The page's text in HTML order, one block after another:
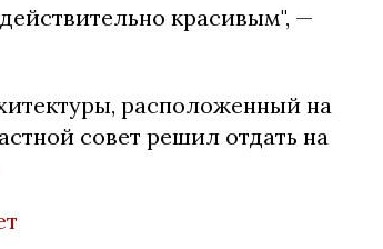
красивым", —
расположенный на
совет решил отдать на